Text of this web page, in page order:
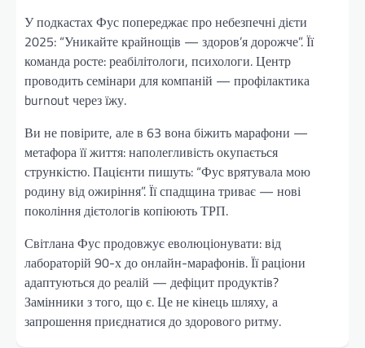
У подкастах Фус попереджає про небезпечні дієти
2025: “Уникайте крайнощів — здоров’я дорожче”. Її
команда росте: реабілітологи, психологи. Центр
проводить семінари для компаній — профілактика
burnout через їжу.
Ви не повірите, але в 63 вона біжить марафони —
метафора її життя: наполегливість окупається
стрункістю. Пацієнти пишуть: “Фус врятувала мою
родину від ожиріння”. Її спадщина триває — нові
покоління дієтологів копіюють ТРП.
Світлана Фус продовжує еволюціонувати: від
лабораторій 90-х до онлайн-марафонів. Її раціони
адаптуються до реалій — дефіцит продуктів?
Замінники з того, що є. Це не кінець шляху, а
запрошення приєднатися до здорового ритму.